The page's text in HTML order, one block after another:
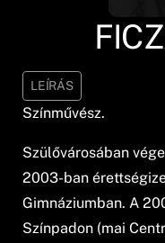
LEÍRÁS
Színművész.
Szülővárosában
2003-ban
Gimnáziumban. A
Színpadon (mai